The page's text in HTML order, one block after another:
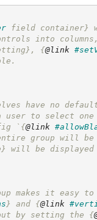
field container}
into
, {@link
have no
user to select
` {@link
group will
will be
makes it easy
} and {@link
by setting the {